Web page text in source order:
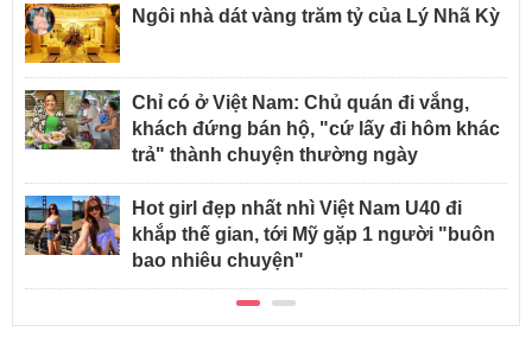
Ngôi nhà dát vàng trăm tỷ của Lý Nhã Kỳ
Chỉ có ở Việt Nam: Chủ quán đi vắng,
khách đứng bán hộ, "cứ lấy đi hôm khác
trả" thành chuyện thường ngày
Hot girl đẹp nhất nhì Việt Nam U40 đi
khắp thế gian, tới Mỹ gặp 1 người "buôn
bao nhiêu chuyện"